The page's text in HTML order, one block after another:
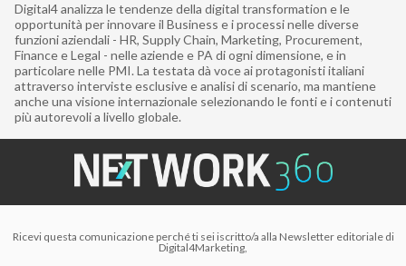
Digital4 analizza le tendenze della digital transformation e le
opportunità per innovare il Business e i processi nelle diverse
funzioni aziendali - HR, Supply Chain, Marketing, Procurement,
Finance e Legal - nelle aziende e PA di ogni dimensione, e in
particolare nelle PMI. La testata dà voce ai protagonisti italiani
attraverso interviste esclusive e analisi di scenario, ma mantiene
anche una visione internazionale selezionando le fonti e i contenuti
più autorevoli a livello globale.
Ricevi questa comunicazione perché ti sei iscritto/a alla Newsletter editoriale di
Digital4Marketing,